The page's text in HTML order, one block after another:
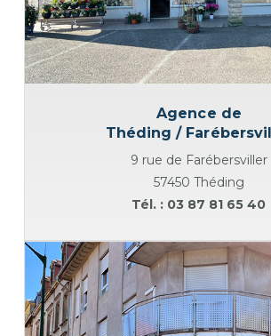
Agence de
Théding /
9 rue de Farébersviller
57450 Théding
Tél. : 03 87 81 65 40